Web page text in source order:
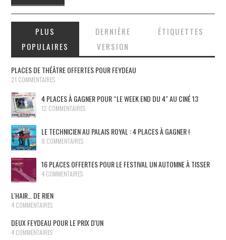
PLUS
POPULAIRES
DERNIÈRE
VERSION
ÉTIQUETTES
PLACES DE THÉÂTRE OFFERTES POUR FEYDEAU
21 COMMENTAIRES
4 PLACES À GAGNER POUR “LE WEEK END DU 4″ AU CINÉ 13
12 COMMENTAIRES
LE TECHNICIEN AU PALAIS ROYAL : 4 PLACES À GAGNER !
8 COMMENTAIRES
16 PLACES OFFERTES POUR LE FESTIVAL UN AUTOMNE À TISSER
4 COMMENTAIRES
L'HAIR… DE RIEN
4 COMMENTAIRES
DEUX FEYDEAU POUR LE PRIX D'UN
4 COMMENTAIRES